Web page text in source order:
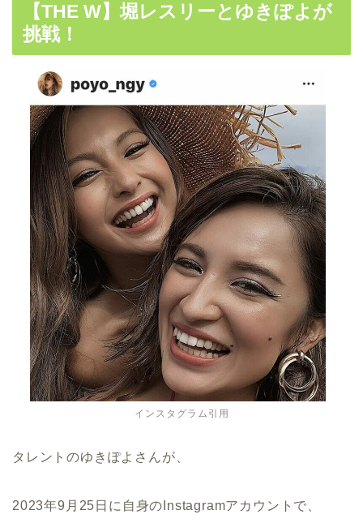
【THE W】堀レスリーとゆきぽよが
挑戦！
インスタグラム引用
タレントのゆきぽよさんが、
2023年9月25日に自身のInstagramアカウントで、